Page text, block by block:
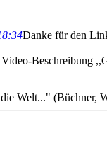
Danke für den
Beschreibung
Welt..." (Büchner,